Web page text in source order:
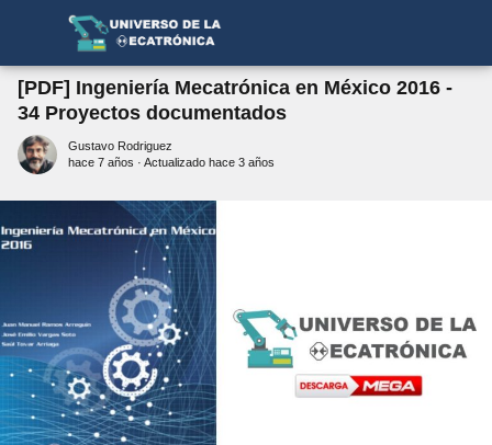
[PDF] Ingeniería Mecatrónica en México 2016 -
34 Proyectos documentados
Gustavo Rodriguez
hace 7 años · Actualizado hace 3 años